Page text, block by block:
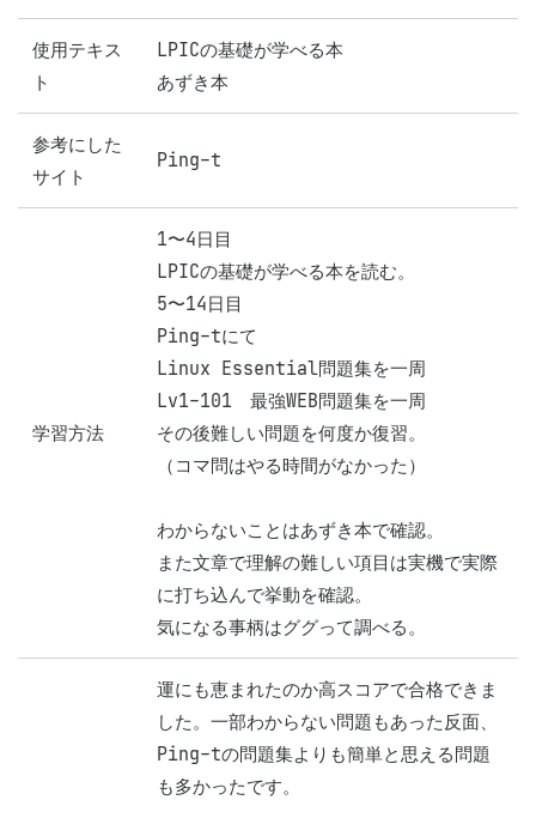
使用テキス
ト
LPICの基礎が学べる本
あずき本
参考にした
サイト
Ping-t
学習方法
1〜4日目
LPICの基礎が学べる本を読む。
5〜14日目
Ping-tにて
Linux Essential問題集を一周
Lv1-101　最強WEB問題集を一周
その後難しい問題を何度か復習。
（コマ問はやる時間がなかった）
わからないことはあずき本で確認。
また文章で理解の難しい項目は実機で実際
に打ち込んで挙動を確認。
気になる事柄はググって調べる。
運にも恵まれたのか高スコアで合格できま
した。一部わからない問題もあった反面、
Ping-tの問題集よりも簡単と思える問題
も多かったです。